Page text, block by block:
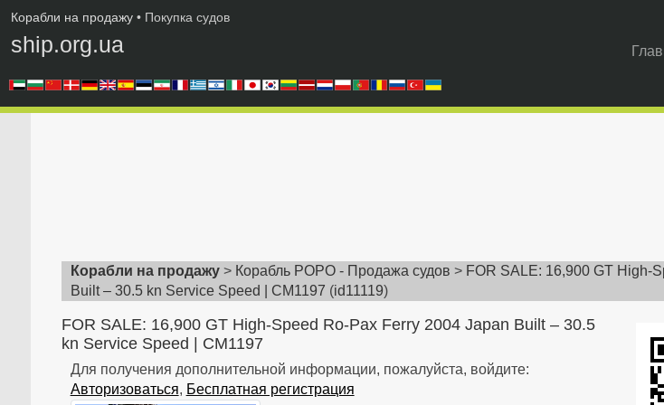
Корабли на продажу • Покупка судов
ship.org.ua
Корабли на продажу> Корабль РОРО - Продажа судов > FOR SALE: 16,900 GT High-
Built – 30.5 kn Service Speed | CM1197 (id11119)
FOR SALE: 16,900 GT High-Speed Ro-Pax Ferry 2004 Japan Built – 30.5
kn Service Speed | CM1197
Для получения дополнительной информации, пожалуйста, войдите:
Авторизоваться, Бесплатная регистрация